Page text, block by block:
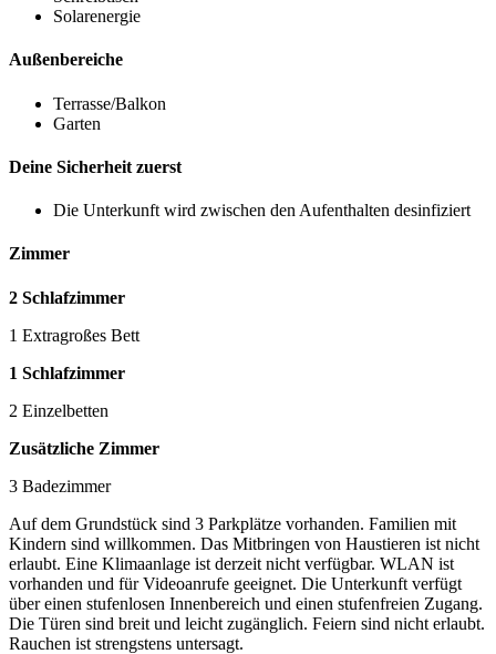
Solarenergie
Außenbereiche
Terrasse/Balkon
Garten
Deine Sicherheit zuerst
Die Unterkunft wird zwischen den Aufenthalten desinfiziert
Zimmer
2 Schlafzimmer
1 Extragroßes Bett
1 Schlafzimmer
2 Einzelbetten
Zusätzliche Zimmer
3 Badezimmer
Auf dem Grundstück sind 3 Parkplätze vorhanden. Familien mit
Kindern sind willkommen. Das Mitbringen von Haustieren ist nicht
erlaubt. Eine Klimaanlage ist derzeit nicht verfügbar. WLAN ist
vorhanden und für Videoanrufe geeignet. Die Unterkunft verfügt
über einen stufenlosen Innenbereich und einen stufenfreien Zugang.
Die Türen sind breit und leicht zugänglich. Feiern sind nicht erlaubt.
Rauchen ist strengstens untersagt.